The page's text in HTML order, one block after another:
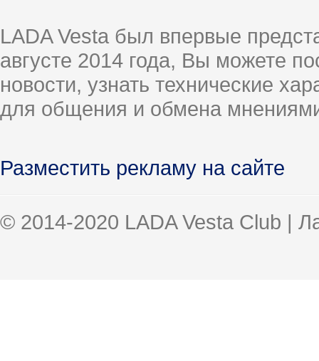
LADA Vesta был впервые
августе 2014 года, Вы можете
новости, узнать технические
для общения и обмена
Разместить рекламу на сайте
© 2014-2020 LADA Vesta Club |